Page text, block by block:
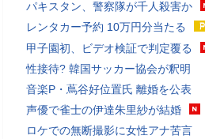
パキスタン、警察隊が千人殺害か
レンタカー予約 10万円分当たる
甲子園初、ビデオ検証で判定覆る
性接待? 韓国サッカー協会が釈明
音楽P・蔦谷好位置氏 離婚を公表
声優で雀士の伊達朱里紗が結婚
ロケでの無断撮影に女性アナ苦言